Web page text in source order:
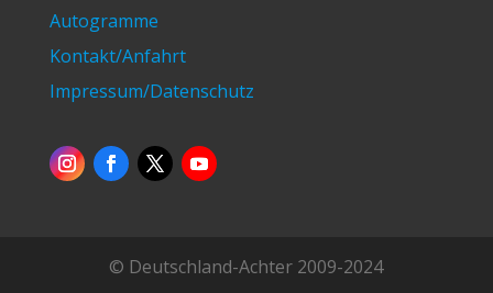
Autogramme
Kontakt/Anfahrt
Impressum/Datenschutz
© Deutschland-Achter 2009-2024